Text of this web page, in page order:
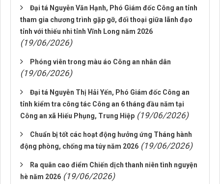
Đại tá Nguyễn Văn Hạnh, Phó Giám đốc Công an tỉnh
tham gia chương trình gặp gỡ, đối thoại giữa lãnh đạo
tỉnh với thiếu nhi tỉnh Vĩnh Long năm 2026
(19/06/2026)
Phóng viên trong màu áo Công an nhân dân
(19/06/2026)
Đại tá Nguyễn Thị Hải Yến, Phó Giám đốc Công an
tỉnh kiểm tra công tác Công an 6 tháng đầu năm tại
Công an xã Hiếu Phụng, Trung Hiệp (19/06/2026)
Chuẩn bị tốt các hoạt động hưởng ứng Tháng hành
động phòng, chống ma túy năm 2026 (19/06/2026)
Ra quân cao điểm Chiến dịch thanh niên tình nguyện
hè năm 2026 (19/06/2026)